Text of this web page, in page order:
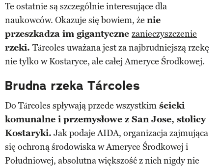
Te ostatnie są szczególnie interesujące dla
naukowców. Okazuje się bowiem, że nie
przeszkadza im gigantyczne zanieczyszczenie
rzeki. Tárcoles uważana jest za najbrudniejszą rzekę
nie tylko w Kostaryce, ale całej Ameryce Środkowej.
Brudna rzeka Tárcoles
Do Tárcoles spływają przede wszystkim ścieki
komunalne i przemysłowe z San Jose, stolicy
Kostaryki. Jak podaje AIDA, organizacja zajmująca
się ochroną środowiska w Ameryce Środkowej i
Południowej, absolutna większość z nich nigdy nie